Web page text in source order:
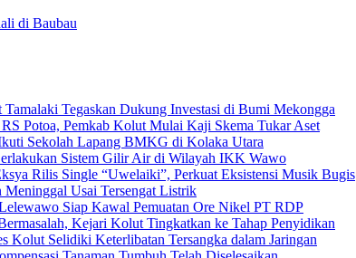
di Baubau
Tegaskan Dukung Investasi di Bumi Mekongga
Potoa, Pemkab Kolut Mulai Kaji Skema Tukar Aset
Sekolah Lapang BMKG di Kolaka Utara
Sistem Gilir Air di Wilayah IKK Wawo
Rilis Single “Uwelaiki”, Perkuat Eksistensi Musik Bugis
Usai Tersengat Listrik
Siap Kawal Pemuatan Ore Nikel PT RDP
Kejari Kolut Tingkatkan ke Tahap Penyidikan
Kolut Selidiki Keterlibatan Tersangka dalam Jaringan